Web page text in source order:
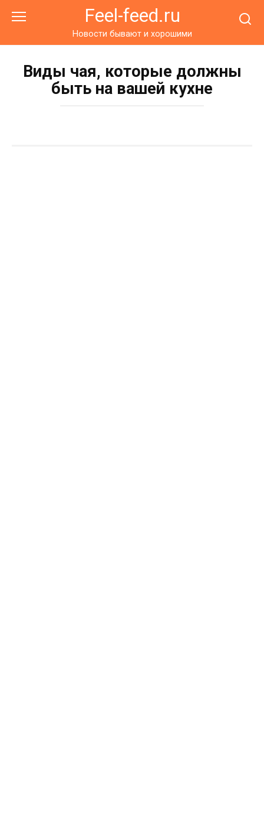
Feel-feed.ru
Новости бывают и хорошими
Виды чая, которые должны
быть на вашей кухне